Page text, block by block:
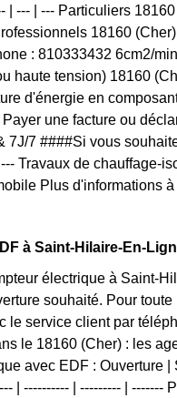
| --- | --- Particuliers
18160
: 810333432 6cm2/
haute tension) 18160
d'énergie en
Payer une facture ou
7J/7 ####Si vous
--- Travaux de
Plus d'informations
à Saint-Hilaire-En-
électrique à Saint-
souhaité. Pour
le service client par
le 18160 (Cher) : les
avec EDF : Ouverture
| ---------- | --------- | -------